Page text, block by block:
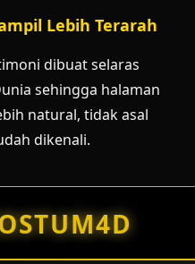
Lebih Terarah
dibuat selaras
sehingga halaman
natural, tidak asal
dikenali.